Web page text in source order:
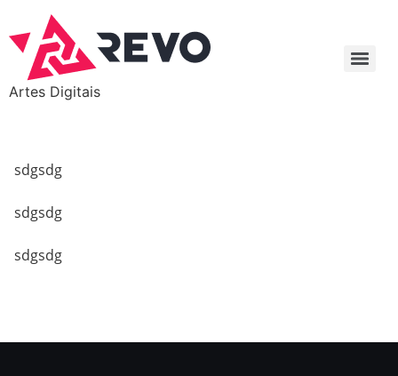
Artes Digitais
sdgsdg
sdgsdg
sdgsdg